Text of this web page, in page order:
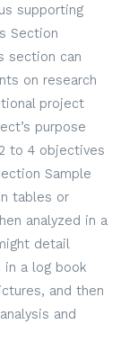
supporting
Section
section can
on research
project
purpose
to 4 objectives
Sample
tables or
analyzed in a
detail
in a log book
and then
and